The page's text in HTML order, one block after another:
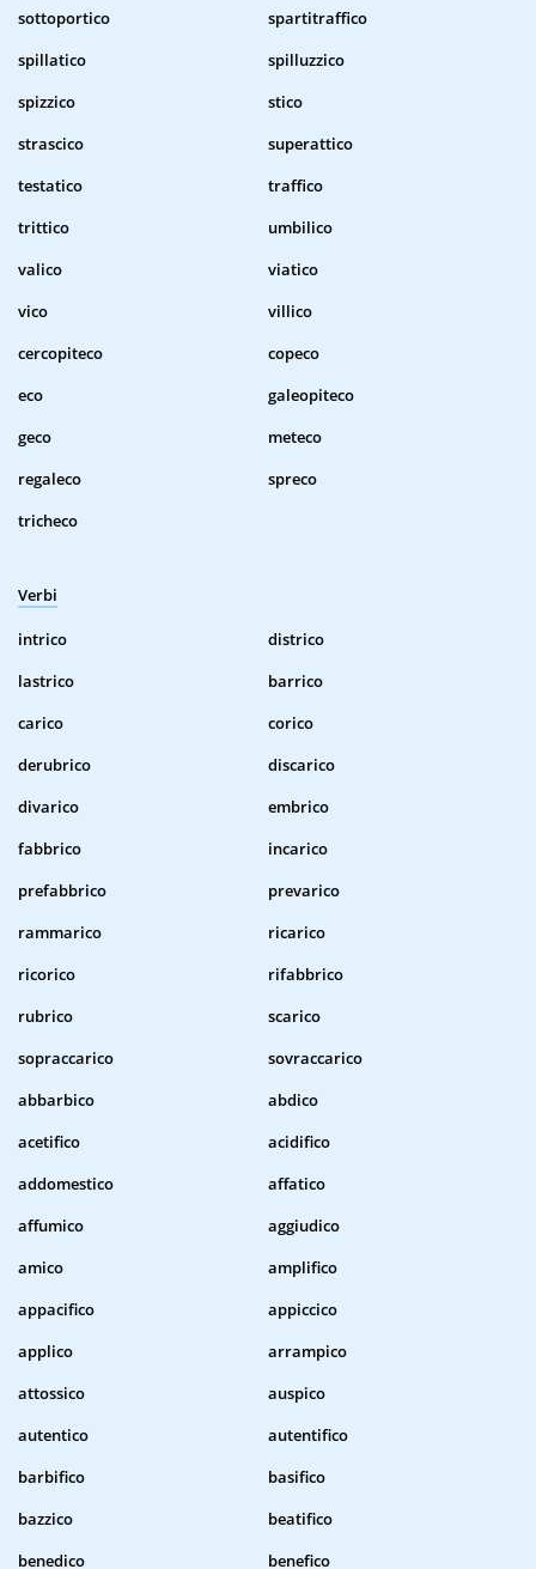
sottoportico
spartitraffico
spillatico
spilluzzico
spizzico
stico
strascico
superattico
testatico
traffico
trittico
umbilico
valico
viatico
vico
villico
cercopiteco
copeco
eco
galeopiteco
geco
meteco
regaleco
spreco
tricheco
Verbi
intrico
districo
lastrico
barrico
carico
corico
derubrico
discarico
divarico
embrico
fabbrico
incarico
prefabbrico
prevarico
rammarico
ricarico
ricorico
rifabbrico
rubrico
scarico
sopraccarico
sovraccarico
abbarbico
abdico
acetifico
acidifico
addomestico
affatico
affumico
aggiudico
amico
amplifico
appacifico
appiccico
applico
arrampico
attossico
auspico
autentico
autentifico
barbifico
basifico
bazzico
beatifico
benedico
benefico